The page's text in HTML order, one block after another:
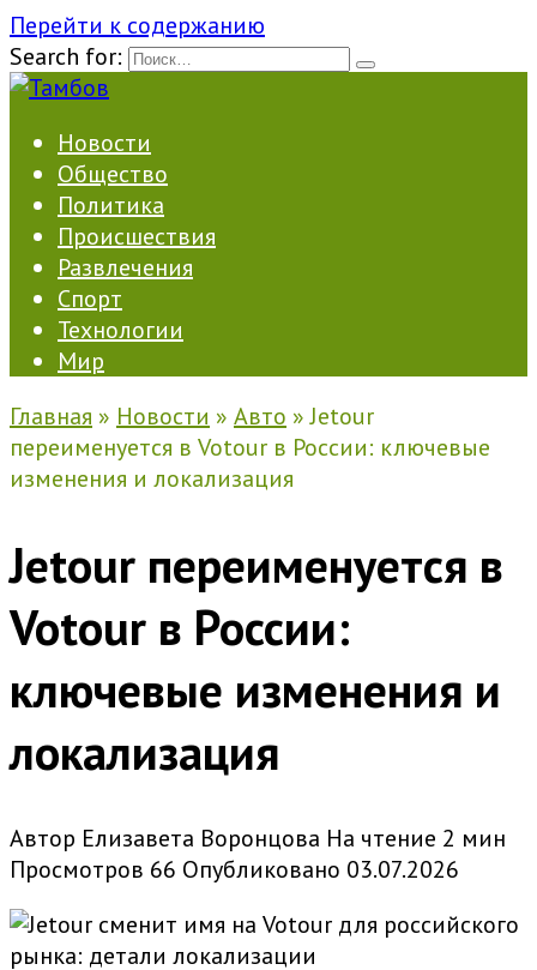
Перейти к содержанию
Search for:
Новости
Общество
Политика
Происшествия
Развлечения
Спорт
Технологии
Мир
Главная » Новости » Авто »Jetour
переименуется в Votour в России: ключевые
изменения и локализация
Jetour переименуется в
Votour в России:
ключевые изменения и
локализация
Автор Елизавета Воронцова На чтение 2 мин
Просмотров 66 Опубликовано 03.07.2026